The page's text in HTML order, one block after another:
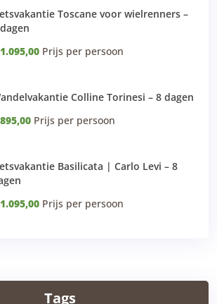
Toscane voor wielrenners –
Prijs per persoon
Colline Torinesi – 8 dagen
Prijs per persoon
Basilicata | Carlo Levi – 8
Prijs per persoon
Tags